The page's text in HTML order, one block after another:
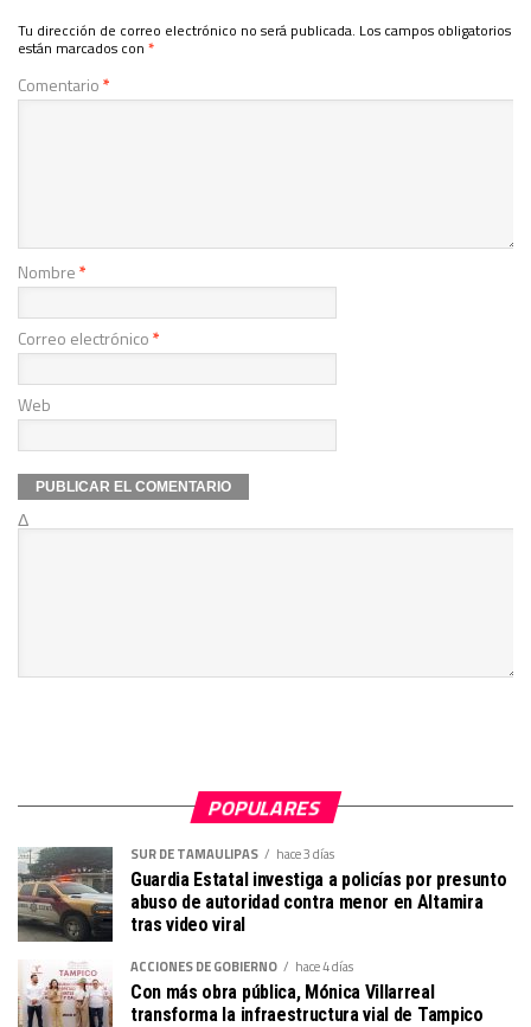
Tu dirección de correo electrónico no será publicada. Los campos obligatorios
están marcados con *
Comentario*
Nombre*
Correo electrónico*
Web
Δ
POPULARES
SUR DE TAMAULIPAS hace 3 días
Guardia Estatal investiga a policías por presunto
abuso de autoridad contra menor en Altamira
tras video viral
ACCIONES DE GOBIERNO hace 4 días
Con más obra pública, Mónica Villarreal
transforma la infraestructura vial de Tampico